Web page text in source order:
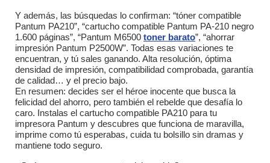
Y además, las búsquedas lo confirman: “tóner compatible
Pantum PA210”, “cartucho compatible Pantum PA-210 negro
1.600 páginas”, “Pantum M6500 toner barato”, “ahorrar
impresión Pantum P2500W”. Todas esas variaciones te
encuentran, y tú sales ganando. Alta resolución, óptima
densidad de impresión, compatibilidad comprobada, garantía
de calidad… y el precio bajo.
En resumen: decides ser el héroe inocente que busca la
felicidad del ahorro, pero también el rebelde que desafía lo
caro. Instalas el cartucho compatible PA210 para tu
impresora Pantum y descubres que funciona de maravilla,
imprime como tú esperabas, cuida tu bolsillo sin dramas y
mantiene todo seguro.